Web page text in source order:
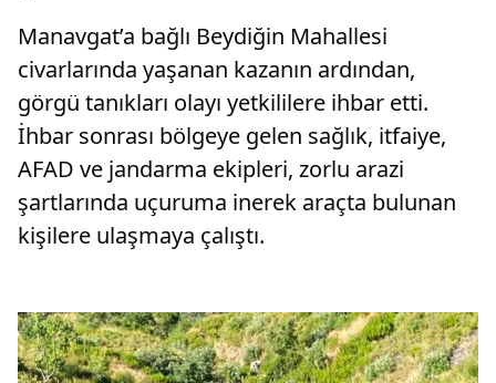
Manavgat’a bağlı Beydiğin Mahallesi
civarlarında yaşanan kazanın ardından,
görgü tanıkları olayı yetkililere ihbar etti.
İhbar sonrası bölgeye gelen sağlık, itfaiye,
AFAD ve jandarma ekipleri, zorlu arazi
şartlarında uçuruma inerek araçta bulunan
kişilere ulaşmaya çalıştı.